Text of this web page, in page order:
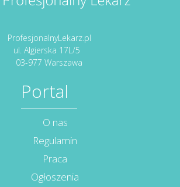
ProfesjonalnyLekarz.pl
ul. Algierska 17L/5
03-977 Warszawa
Portal
O nas
Regulamin
Praca
Ogłoszenia